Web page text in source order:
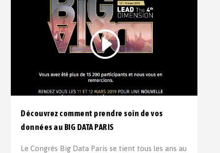
Découvrez comment prendre soin de vos
données au BIG DATA PARIS
Le Congrès Big Data Paris se tient tous les ans au